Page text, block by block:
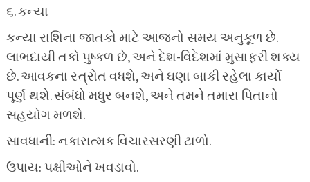
૬. કન્યા
કન્યા રાશિના જાતકો માટે આજનો સમય અનુકૂળ છે.
લાભદાયી તકો પુષ્કળ છે, અને દેશ-વિદેશમાં મુસાફરી શક્ય
છે. આવકના સ્ત્રોત વધશે, અને ઘણા બાકી રહેલા કાર્યો
પૂર્ણ થશે. સંબંધો મધુર બનશે, અને તમને તમારા પિતાનો
સહયોગ મળશે.
સાવધાની: નકારાત્મક વિચારસરણી ટાળો.
ઉપાય: પક્ષીઓને ખવડાવો.